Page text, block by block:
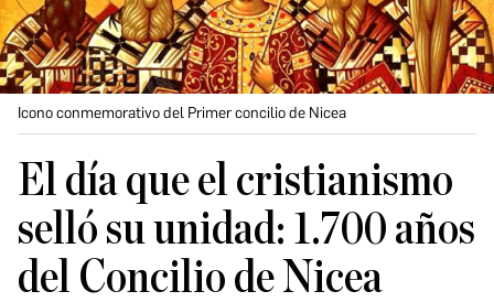
Icono conmemorativo del Primer concilio de Nicea
El día que el cristianismo
selló su unidad: 1.700 años
del Concilio de Nicea